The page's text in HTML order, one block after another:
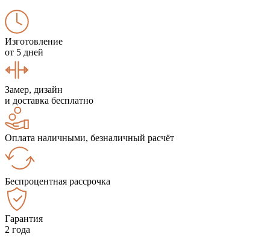
Изготовление
от 5 дней
Замер, дизайн
и доставка бесплатно
Оплата наличными, безналичный расчёт
Беспроцентная рассрочка
Гарантия
2 года